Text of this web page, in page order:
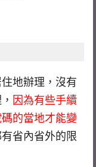
地辦理，沒有
因為有些手續
的當地才能變
省內省外的限